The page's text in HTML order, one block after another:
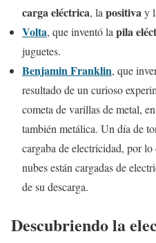
carga eléctrica, la positivay
Volta, que inventó la pila
juguetes.
Benjamin Franklin, que
resultado de un curioso
cometa de varillas de metal,
también metálica. Un día de
cargaba de electricidad, por
nubes están cargadas de
de su descarga.
Descubriendo la